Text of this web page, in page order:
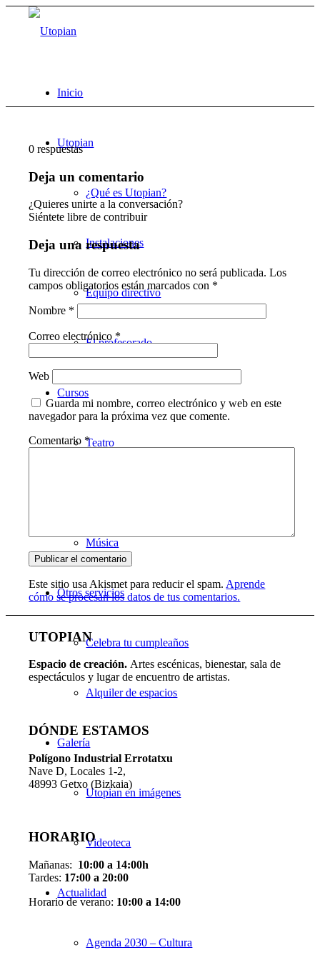
Inicio
Utopian
¿Qué es Utopian?
Instalaciones
Equipo directivo
El profesorado
Cursos
Teatro
Música
Otros servicios
Celebra tu cumpleaños
Alquiler de espacios
Galería
Utopian en imágenes
Videoteca
Actualidad
Agenda 2030 – Cultura
0 respuestas
Deja un comentario
¿Quieres unirte a la conversación?
Siéntete libre de contribuir
Deja una respuesta
Tu dirección de correo electrónico no será publicada. Los
campos obligatorios están marcados con *
Nombre *
Correo electrónico*
Web
Guarda mi nombre, correo electrónico y web en este
navegador para la próxima vez que comente.
Comentario *
Este sitio usa Akismet para reducir el spam. Aprende
cómo se procesan los datos de tus comentarios.
UTOPIAN
Espacio de creación. Artes escénicas, bienestar, sala de
espectáculos y lugar de encuentro de artistas.
DÓNDE ESTAMOS
Polígono Industrial Errotatxu
Nave D, Locales 1-2,
48993 Getxo (Bizkaia)
HORARIO
Mañanas: 10:00 a 14:00h
Tardes: 17:00 a 20:00
Horario de verano: 10:00 a 14:00